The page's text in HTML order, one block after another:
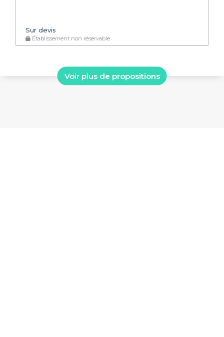
Sur devis
Établissement non réservable
Voir plus de propositions